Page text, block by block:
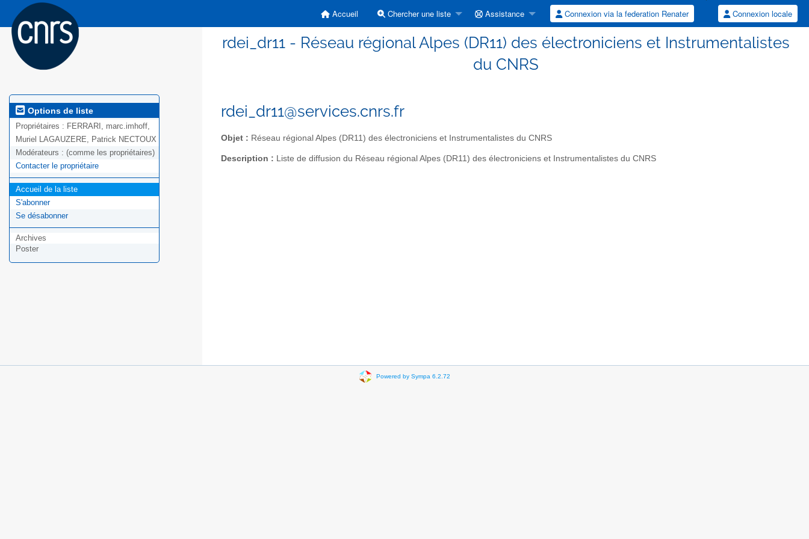
Accueil Chercher une liste Assistance Connexion via la federation Renater Connexion locale
rdei_dr11 - Réseau régional Alpes (DR11) des électroniciens et Instrumentalistes
du CNRS
Options de liste
Propriétaires : FERRARI, marc.imhoff,
Muriel LAGAUZERE, Patrick NECTOUX
Modérateurs : (comme les propriétaires)
Contacter le propriétaire
Accueil de la liste
S'abonner
Se désabonner
Archives
Poster
rdei_dr11@services.cnrs.fr
Objet : Réseau régional Alpes (DR11) des électroniciens et Instrumentalistes du CNRS
Description : Liste de diffusion du Réseau régional Alpes (DR11) des électroniciens et Instrumentalistes du CNRS
Powered by Sympa 6.2.72